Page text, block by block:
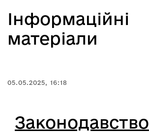
Інформаційні
матеріали
05.05.2025, 16:18
Законодавство